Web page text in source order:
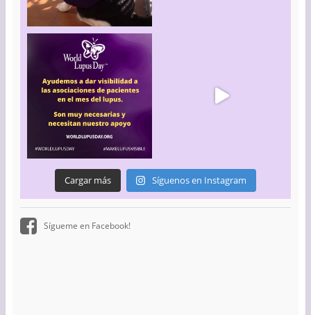
Cargar más Síguenos en Instagram
Sígueme en Facebook!